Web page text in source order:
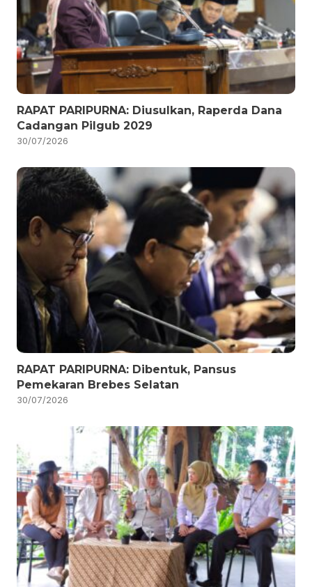
RAPAT PARIPURNA: Diusulkan, Raperda Dana
Cadangan Pilgub 2029
30/07/2026
RAPAT PARIPURNA: Dibentuk, Pansus
Pemekaran Brebes Selatan
30/07/2026